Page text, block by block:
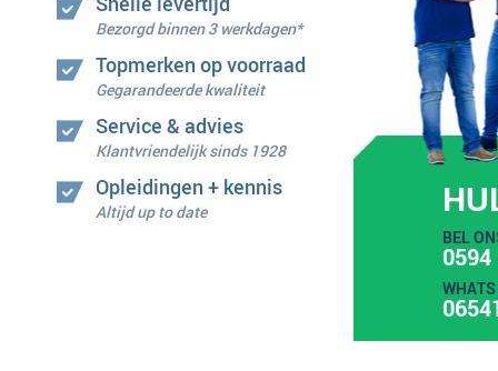
Bezorgd binnen 3 werkdagen*
Topmerken op voorraad
Gegarandeerde kwaliteit
Service & advies
Klantvriendelijk sinds 1928
Opleidingen + kennis
Altijd up to date
BEL
0594
WHATS